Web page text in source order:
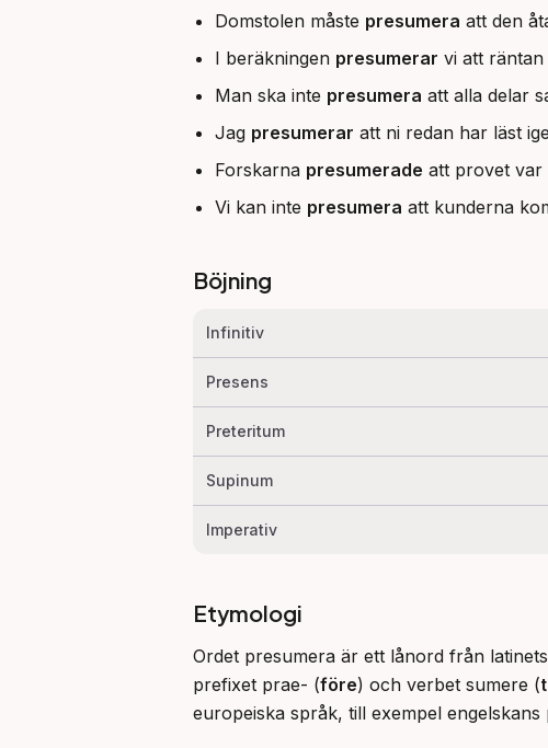
Domstolen måste presumera att den
I beräkningen presumerar vi att
Man ska inte presumera att alla delar
Jag presumerar att ni redan har läst
Forskarna presumerade att provet var
Vi kan inte presumera att kunderna
Böjning
Infinitiv
Presens
Preteritum
Supinum
Imperativ
Etymologi
Ordet presumera är ett lånord från
prefixet prae- (före) och verbet sumere (
europeiska språk, till exempel